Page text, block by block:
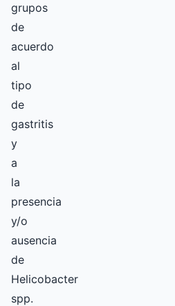
grupos
de
acuerdo
al
tipo
de
gastritis
y
a
la
presencia
y/o
ausencia
de
Helicobacter
spp.